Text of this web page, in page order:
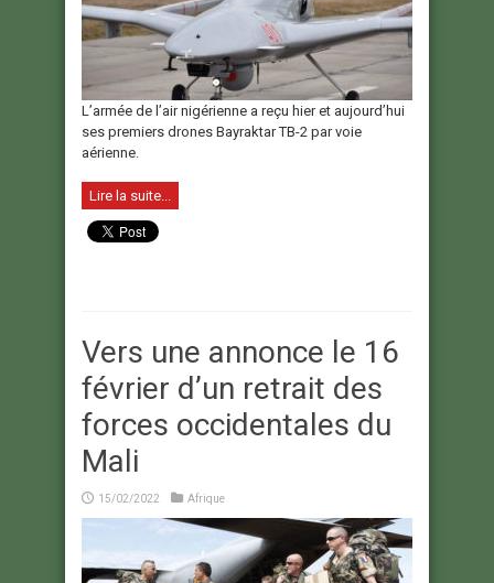
L’armée de l’air nigérienne a reçu hier et aujourd’hui
ses premiers drones Bayraktar TB-2 par voie
aérienne.
Lire la suite...
Vers une annonce le 16
février d’un retrait des
forces occidentales du
Mali
15/02/2022 Afrique